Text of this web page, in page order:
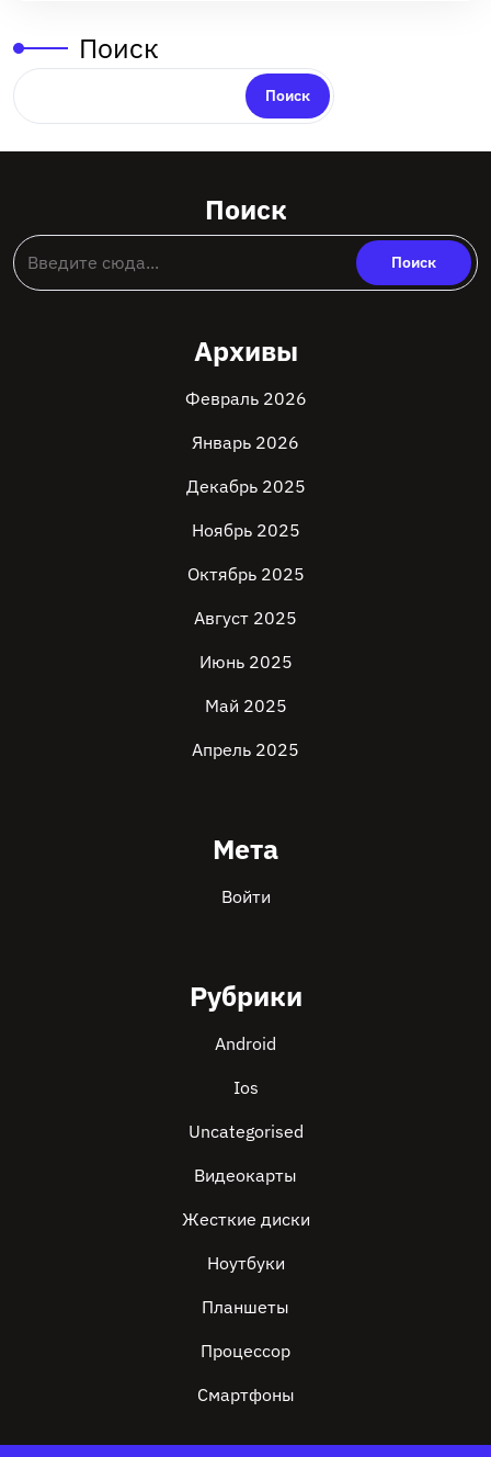
Поиск
Поиск
Поиск
Архивы
Февраль 2026
Январь 2026
Декабрь 2025
Ноябрь 2025
Октябрь 2025
Август 2025
Июнь 2025
Май 2025
Апрель 2025
Мета
Войти
Рубрики
Android
Ios
Uncategorised
Видеокарты
Жесткие диски
Ноутбуки
Планшеты
Процессор
Смартфоны